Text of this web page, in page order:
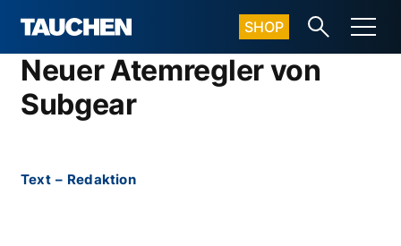
SHOP
Neuer Atemregler von
Subgear
Text – Redaktion